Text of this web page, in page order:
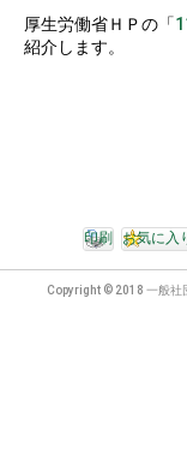
厚生労働省ＨＰの「
紹介します。
印刷 お気に入
Copyright © 2018 一般社